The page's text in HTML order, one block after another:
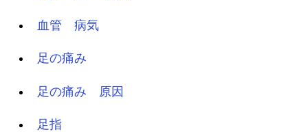
血管 病気
足の痛み
足の痛み 原因
足指